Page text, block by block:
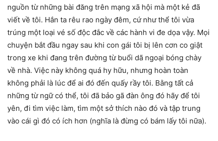
nguồn từ những bài đăng trên mạng xã hội mà một kẻ đã
viết về tôi. Hắn ta rêu rao ngày đêm, cứ như thể tôi vừa
trúng một loại vé số độc đắc về các hành vi đe dọa vậy. Mọi
chuyện bắt đầu ngay sau khi con gái tôi bị lên cơn co giật
trong xe khi đang trên đường từ buổi dã ngoại bóng chày
về nhà. Việc này không quá hy hữu, nhưng hoàn toàn
không phải là lúc để ai đó đến quấy rầy tôi. Bằng tất cả
những từ ngữ có thể, tôi đã bảo gã đàn ông đó hãy để tôi
yên, đi tìm việc làm, tìm một sở thích nào đó và tập trung
vào cái gì đó có ích hơn (nghĩa là đừng có bám lấy tôi nữa).